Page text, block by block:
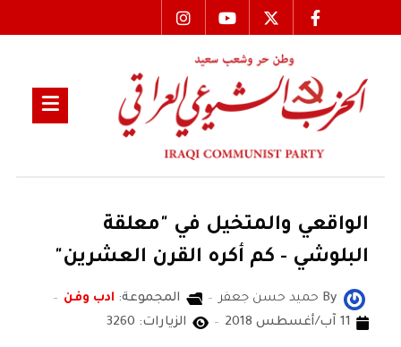
الواقعي والمتخيل في "معلقة
البلوشي - كم أكره القرن العشرين"
By حميد حسن جعفر المجموعة: ادب وفن
11 آب/أغسطس 2018
الزيارات: 3260